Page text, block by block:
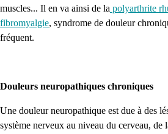
muscles... Il en va ainsi de la polyarthrite
fibromyalgie, syndrome de douleur
fréquent.
Douleurs neuropathiques chroniques
Une douleur neuropathique est due à des
système nerveux au niveau du cerveau, de